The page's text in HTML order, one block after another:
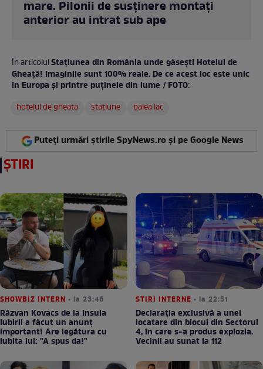
mare. Pilonii de susținere montați
anterior au intrat sub ape
În articolulStațiunea din România unde găsești Hotelul de
Gheață! Imaginile sunt 100% reale. De ce acest loc este unic
în Europa și printre puținele din lume / FOTO:
hotelul de gheata
statiune balea lac
Puteți urmări știrile SpyNews.ro și pe Google News
ȘTIRI
SHOWBIZ INTERN • la 23:46
Răzvan Kovacs de la Insula
Iubirii a făcut un anunț
important! Are legătura cu
iubita lui: "A spus da!"
STIRI INTERNE • la 22:51
Declarația exclusivă a unei
locatare din blocul din Sectorul
4, în care s-a produs explozia.
Vecinii au sunat la 112